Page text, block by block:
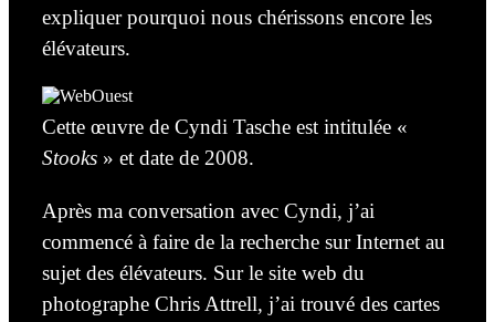
expliquer pourquoi nous chérissons encore les
élévateurs.
Cette œuvre de Cyndi Tasche est intitulée «
Stooks » et date de 2008.
Après ma conversation avec Cyndi, j’ai
commencé à faire de la recherche sur Internet au
sujet des élévateurs. Sur le site web du
photographe Chris Attrell, j’ai trouvé des cartes